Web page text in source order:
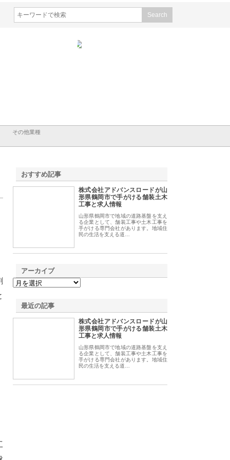
その他業種
おすすめ記事
株式会社アドバンスロードが山
形県鶴岡市で手がける舗装土木
工事と求人情報
山形県鶴岡市で地域の道路基盤を支え
る企業として、舗装工事や土木工事を
手がける専門会社があります。地域住
民の生活を支える道…
アーカイブ
最近の記事
株式会社アドバンスロードが山
形県鶴岡市で手がける舗装土木
工事と求人情報
山形県鶴岡市で地域の道路基盤を支え
る企業として、舗装工事や土木工事を
手がける専門会社があります。地域住
民の生活を支える道…